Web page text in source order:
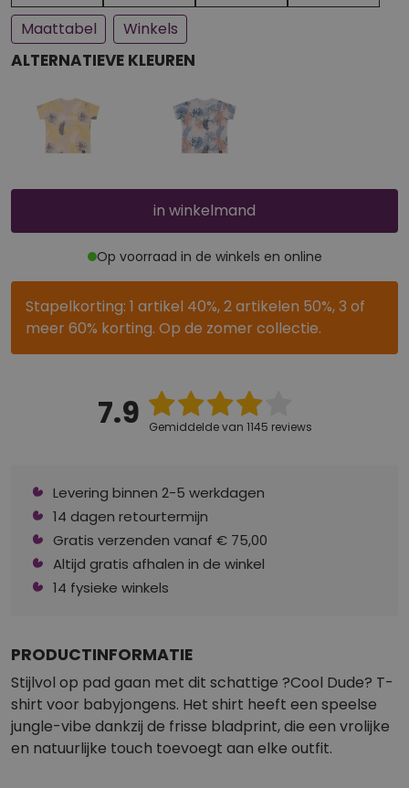
Maattabel
Winkels
ALTERNATIEVE KLEUREN
in winkelmand
Op voorraad in de winkels en online
Stapelkorting: 1 artikel 40%, 2 artikelen 50%, 3 of
meer 60% korting. Op de zomer collectie.
7.9 Gemiddelde van 1145 reviews
Levering binnen 2-5 werkdagen
14 dagen retourtermijn
Gratis verzenden vanaf € 75,00
Altijd gratis afhalen in de winkel
14 fysieke winkels
PRODUCTINFORMATIE
Stijlvol op pad gaan met dit schattige ?Cool Dude? T-
shirt voor babyjongens. Het shirt heeft een speelse
jungle-vibe dankzij de frisse bladprint, die een vrolijke
en natuurlijke touch toevoegt aan elke outfit.